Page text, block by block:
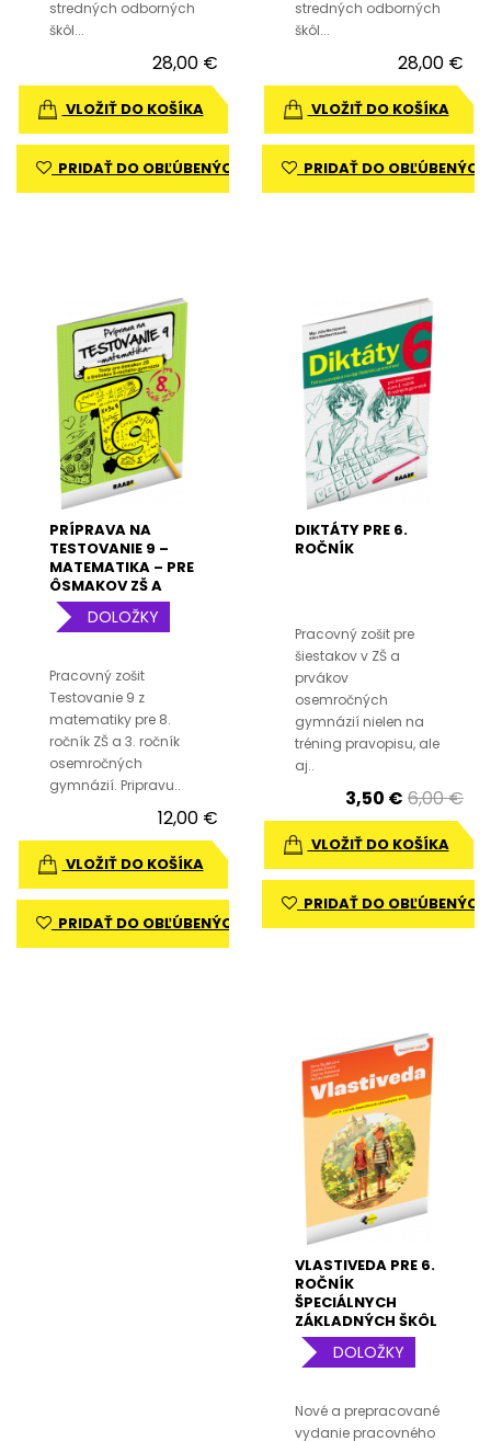
stredných odborných
škôl...
28,00 €
VLOŽIŤ DO KOŠÍKA
PRIDAŤ DO OBĽÚBENÝCH
stredných odborných
škôl...
28,00 €
VLOŽIŤ DO KOŠÍKA
PRIDAŤ DO OBĽÚBENÝCH
PRÍPRAVA NA
TESTOVANIE 9 –
MATEMATIKA – PRE
ÔSMAKOV ZŠ A
TRETIAKOV 8-
ROČNÉHO
DOLOŽKY
Pracovný zošit
Testovanie 9 z
matematiky pre 8.
ročník ZŠ a 3. ročník
osemročných
gymnázií. Pripravu..
12,00 €
VLOŽIŤ DO KOŠÍKA
PRIDAŤ DO OBĽÚBENÝCH
DIKTÁTY PRE 6.
ROČNÍK
Pracovný zošit pre
šiestakov v ZŠ a
prvákov
osemročných
gymnázií nielen na
tréning pravopisu, ale
aj..
3,50 € 6,00 €
VLOŽIŤ DO KOŠÍKA
PRIDAŤ DO OBĽÚBENÝCH
VLASTIVEDA PRE 6.
ROČNÍK
ŠPECIÁLNYCH
ZÁKLADNÝCH ŠKÔL
– PRACOVNÝ ZOŠIT
DOLOŽKY
Nové a prepracované
vydanie pracovného